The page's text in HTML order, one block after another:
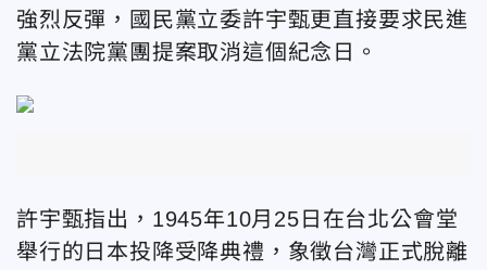
強烈反彈，國民黨立委許宇甄更直接要求民進
黨立法院黨團提案取消這個紀念日。
許宇甄指出，1945年10月25日在台北公會堂
舉行的日本投降受降典禮，象徵台灣正式脫離